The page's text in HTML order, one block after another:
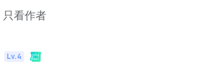
只看作者
Lv.4